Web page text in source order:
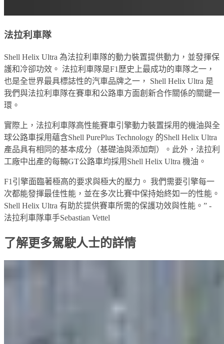
法拉利車隊
Shell Helix Ultra 為法拉利車隊的動力裝置提供動力，並發揮保
護和冷卻功效。 法拉利車隊是F1歷史上最成功的車隊之一，
也是全世界最具標誌性的汽車品牌之一， Shell Helix Ultra 是
我們與法拉利車隊在賽車和公路車方面創新合作關係的關鍵一
環。
實際上，法拉利車隊高性能賽車引擎動力裝置採用的機油與全
球公路車採用蘊含Shell PurePlus Technology 的Shell Helix Ultra
產品具有相同的基本成分（基礎油與添加劑）。此外，法拉利
工廠中出產的每輛GT公路車均採用Shell Helix Ultra 機油。
F1引擎面臨著極高的要求與極大的壓力。 我們需要引擎每一
次都能發揮最佳性能，並在多次比賽中保持始終如一的性能。
Shell Helix Ultra 有助於提供賽車所需的保護功效與性能。” -
法拉利車隊車手Sebastian Vettel
了解更多駕駛人士的詳情